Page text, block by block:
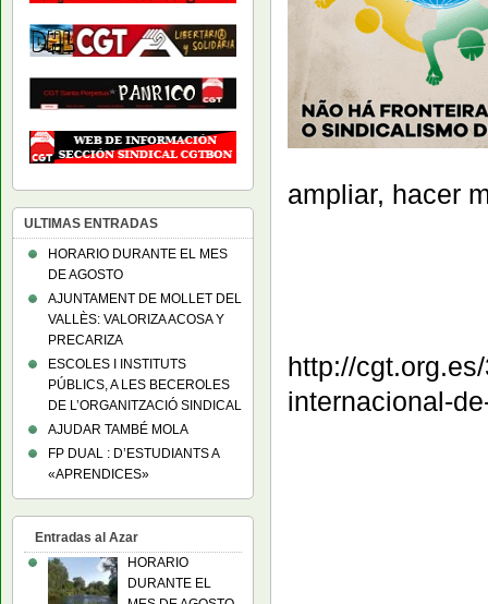
ampliar, hacer
http://
internacional-
ULTIMAS ENTRADAS
HORARIO DURANTE EL MES
DE AGOSTO
AJUNTAMENT DE MOLLET DEL
VALLÈS: VALORIZA ACOSA Y
PRECARIZA
ESCOLES I INSTITUTS
PÚBLICS, A LES BECEROLES
DE L’ORGANITZACIÓ SINDICAL
AJUDAR TAMBÉ MOLA
FP DUAL : D’ESTUDIANTS A
«APRENDICES»
Entradas al Azar
HORARIO
DURANTE EL